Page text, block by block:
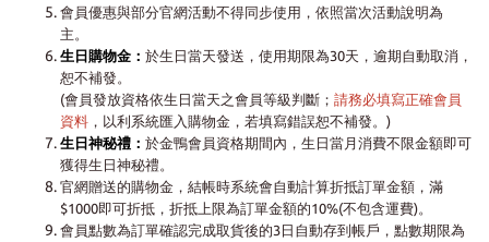
會員優惠與部分官網活動不得同步使用，依照當次活動說明為
主。
生日購物金： 於生日當天發送，使用期限為30天，逾期自動取消，
恕不補發。
(會員發放資格依生日當天之會員等級判斷； 請務必填寫正確會員
資料 ，以利系統匯入購物金，若填寫錯誤恕不補發。)
生日神秘禮： 於金鴨會員資格期間內，生日當月消費不限金額即可
獲得生日神秘禮。
官網贈送的購物金，結帳時系統會自動計算折抵訂單金額，滿
$1000即可折抵，折抵上限為訂單金額的10%(不包含運費)。
會員點數為訂單確認完成取貨後的3日自動存到帳戶，點數期限為